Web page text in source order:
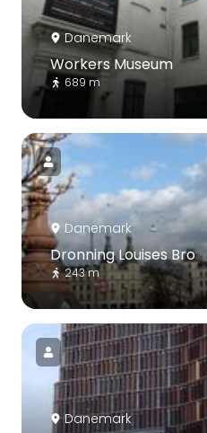
Danemark
Workers Museum
689 m
Danemark
Dronning Louises Bro
243 m
Danemark